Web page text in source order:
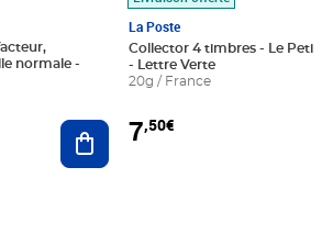
Ajouter au panier
La Poste
Collector 4 timbres - Le Petit
- Lettre Verte
20g / France
7,50€